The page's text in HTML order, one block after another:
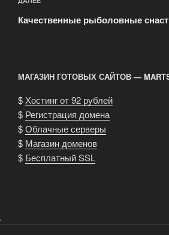
запись
Качественные рыболовные
МАГАЗИН ГОТОВЫХ САЙТОВ —
$ Хостинг от 92 рублей
$ Регистрация домена
$Облачные серверы
$ Магазин доменов
$ Бесплатный SSL
.